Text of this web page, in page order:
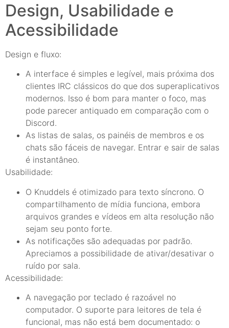
Design, Usabilidade e
Acessibilidade
Design e fluxo:
A interface é simples e legível, mais próxima dos
clientes IRC clássicos do que dos superaplicativos
modernos. Isso é bom para manter o foco, mas
pode parecer antiquado em comparação com o
Discord.
As listas de salas, os painéis de membros e os
chats são fáceis de navegar. Entrar e sair de salas
é instantâneo.
Usabilidade:
O Knuddels é otimizado para texto síncrono. O
compartilhamento de mídia funciona, embora
arquivos grandes e vídeos em alta resolução não
sejam seu ponto forte.
As notificações são adequadas por padrão.
Apreciamos a possibilidade de ativar/desativar o
ruído por sala.
Acessibilidade:
A navegação por teclado é razoável no
computador. O suporte para leitores de tela é
funcional, mas não está bem documentado: o